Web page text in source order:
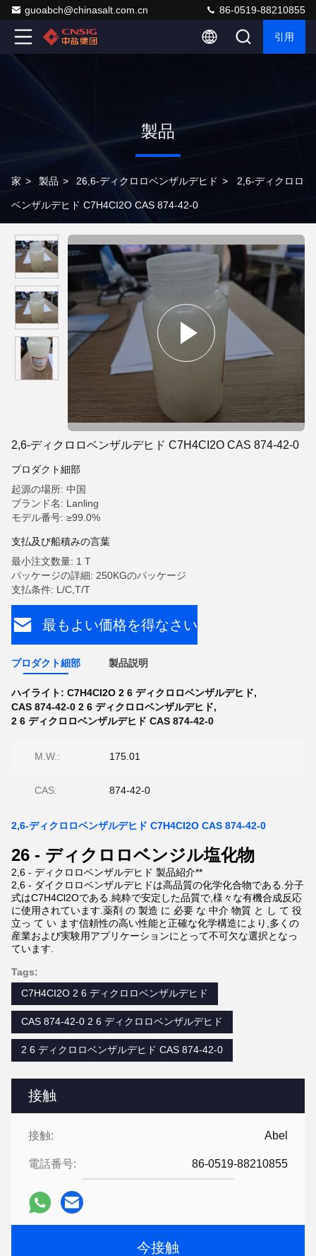
guoabch@chinasalt.com.cn 86-0519-88210855
引用
製品
家 > 製品 > 26,6-ディクロロベンザルデヒド > 2,6-ディクロロ
ベンザルデヒド C7H4CI2O CAS 874-42-0
接触
接触: Abel
電話番号: 86-0519-88210855
今接触
2,6-ディクロロベンザルデヒド C7H4CI2O CAS 874-42-0
プロダクト細部
起源の場所: 中国
ブランド名: Lanling
モデル番号: ≥99.0%
支払及び船積みの言葉
最小注文数量: 1 T
パッケージの詳細: 250KGのパッケージ
支払条件: L/C,T/T
最もよい価格を得なさい
プロダクト細部 製品説明
ハイライト: C7H4CI2O 2 6 ディクロロベンザルデヒド,
CAS 874-42-0 2 6 ディクロロベンザルデヒド,
2 6 ディクロロベンザルデヒド CAS 874-42-0
M.W.: 175.01
CAS: 874-42-0
2,6-ディクロロベンザルデヒド C7H4CI2O CAS 874-42-0
26 - ディクロロベンジル塩化物
2,6 - ディクロロベンザルデヒド 製品紹介**
2,6 - ダイクロロベンザルデヒドは高品質の化学化合物である.分子
式はC7H4Cl2Oである.純粋で安定した品質で,様々な有機合成反応
に使用されています.薬剤 の 製造 に 必要 な 中介 物質 と し て 役
立っ て い ます信頼性の高い性能と正確な化学構造により,多くの
産業および実験用アプリケーションにとって不可欠な選択となっ
ています.
Tags:
C7H4CI2O 2 6 ディクロロベンザルデヒド
CAS 874-42-0 2 6 ディクロロベンザルデヒド
2 6 ディクロロベンザルデヒド CAS 874-42-0